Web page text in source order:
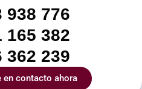
938 776
165 382
362 239
en contacto ahora